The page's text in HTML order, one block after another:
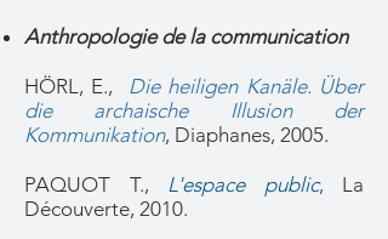
Anthropologie de la communication
HÖRL, E., Die heiligen Kanäle. Über
die archaische Illusion der
Kommunikation, Diaphanes, 2005.
PAQUOT T., L'espace public, La
Découverte, 2010.